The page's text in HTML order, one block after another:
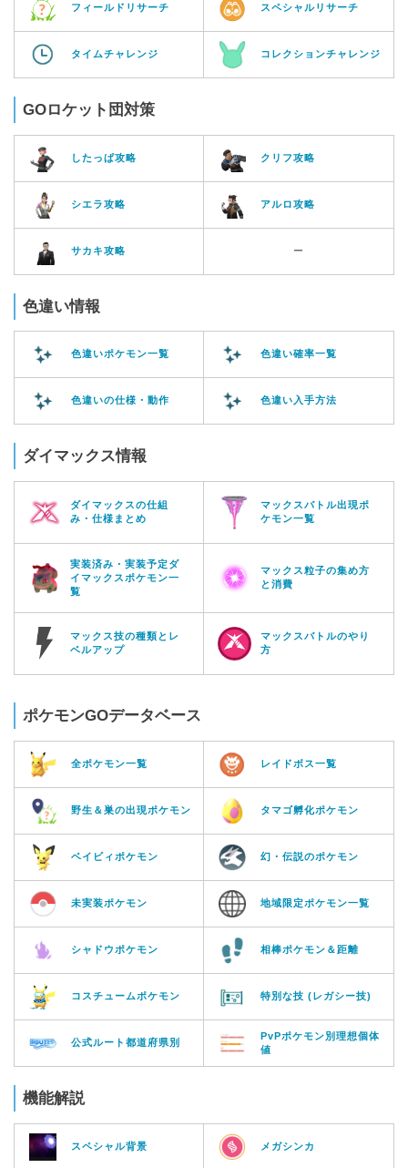
フィールドリサーチ スペシャルリサーチ
タイムチャレンジ コレクションチャレンジ
GOロケット団対策
したっぱ攻略 クリフ攻略
シエラ攻略 アルロ攻略
サカキ攻略 ー
色違い情報
色違いポケモン一覧 色違い確率一覧
色違いの仕様・動作 色違い入手方法
ダイマックス情報
ダイマックスの仕組
み・仕様まとめ
マックスバトル出現ポ
ケモン一覧
実装済み・実装予定ダ
イマックスポケモン一
覧
マックス粒子の集め方
と消費
マックス技の種類とレ
ベルアップ
マックスバトルのやり
方
ポケモンGOデータベース
全ポケモン一覧 レイドボス一覧
野生＆巣の出現ポケモン タマゴ孵化ポケモン
ベイビィポケモン 幻・伝説のポケモン
未実装ポケモン 地域限定ポケモン一覧
シャドウポケモン 相棒ポケモン＆距離
コスチュームポケモン 特別な技 (レガシー技)
公式ルート都道府県別
PvPポケモン別理想個体
値
機能解説
スペシャル背景 メガシンカ